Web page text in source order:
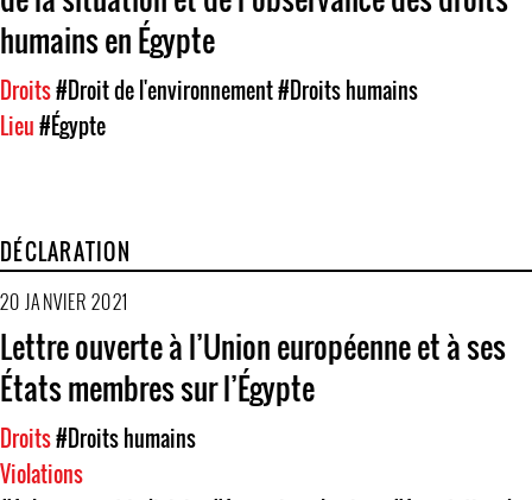
humains en Égypte
Droits#Droit de l'environnement#Droits humains
Lieu#Égypte
DÉCLARATION
20 JANVIER 2021
Lettre ouverte à l’Union européenne et à ses
États membres sur l’Égypte
Droits#Droits humains
Violations